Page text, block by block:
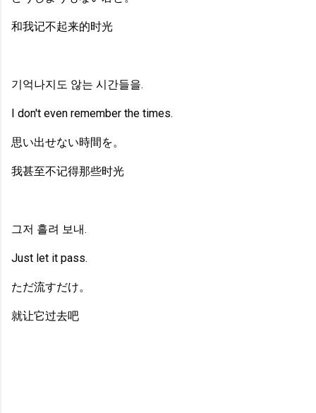
和我记不起来的时光
기억나지도 않는 시간들을.
I don't even remember the times.
思い出せない時間を。
我甚至不记得那些时光
그저 흘려 보내.
Just let it pass.
ただ流すだけ。
就让它过去吧